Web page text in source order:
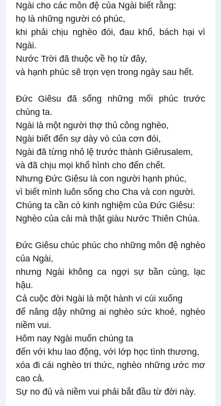
Ngài cho các môn đệ của Ngài biết rằng:
họ là những người có phúc,
khi phải chịu nghèo đói, đau khổ, bách hại vì
Ngài.
Nước Trời đã thuộc về họ từ đây,
và hạnh phúc sẽ trọn vẹn trong ngày sau hết.
Đức Giêsu đã sống những mối phúc trước
chúng ta.
Ngài là một người thợ thủ công nghèo,
Ngài biết đến sự dày vò của cơn đói,
Ngài đã từng nhỏ lệ trước thành Giêrusalem,
và đã chịu mọi khổ hình cho đến chết.
Nhưng Đức Giêsu là con người hạnh phúc,
vì biết mình luôn sống cho Cha và con người.
Chúng ta cần có kinh nghiệm của Đức Giêsu:
Nghèo của cải mà thật giàu Nước Thiên Chúa.
Đức Giêsu chúc phúc cho những môn đệ nghèo
của Ngài,
nhưng Ngài không ca ngợi sự bần cùng, lạc
hậu.
Cả cuộc đời Ngài là một hành vi cúi xuống
để nâng dậy những ai nghèo sức khoẻ, nghèo
niềm vui.
Hôm nay Ngài muốn chúng ta
đến với khu lao động, với lớp học tình thương,
xóa đi cái nghèo tri thức, nghèo những ước mơ
cao cả.
Sự no đủ và niềm vui phải bắt đầu từ đời này.